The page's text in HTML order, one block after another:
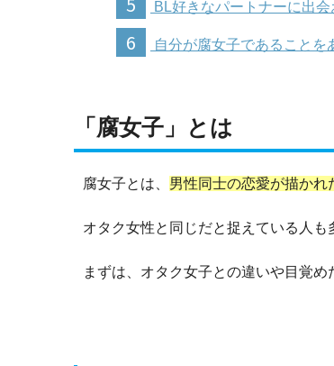
BL好きなパートナーに出会
6 自分が腐女子であることを
「腐女子」とは
腐女子とは、 男性同士の恋愛が描かれ
オタク女性と同じだと捉えている人も
まずは、オタク女子との違いや目覚め